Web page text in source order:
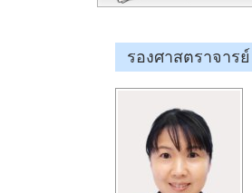
รองศาสตราจาร